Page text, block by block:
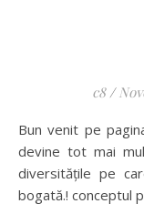
c8 /
Bun venit pe pagina noastră Timișoara este un oraș care
devine tot mai
diversitățile pe
bogată.! conceptul